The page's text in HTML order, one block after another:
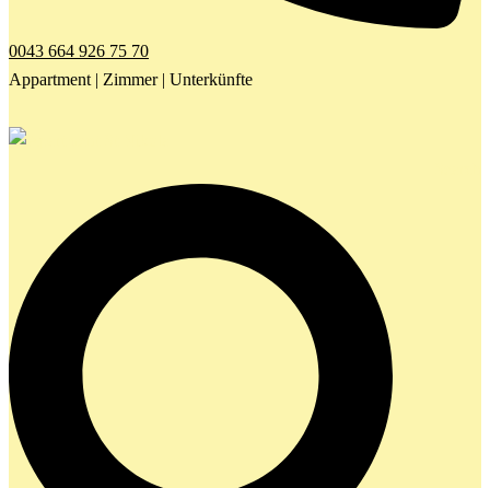
0043 664 926 75 70
Appartment | Zimmer | Unterkünfte